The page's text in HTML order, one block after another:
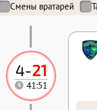
Смены вратарей
4-21
41:51